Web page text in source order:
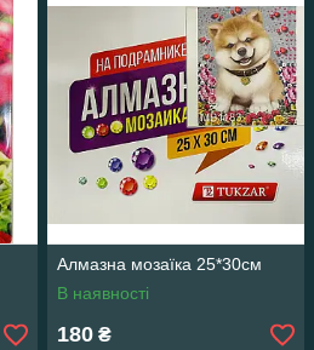
Алмазна мозаїка 25*30см
В наявності
180 ₴